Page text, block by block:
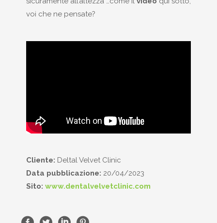
voi che ne pensate?
Cliente: Deltal Velvet Clinic
Data pubblicazione: 20/04/2023
Sito: www.dentalvelvetclinic.com